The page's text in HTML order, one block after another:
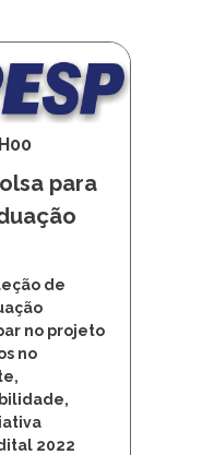
para
de
no projeto
no
2022